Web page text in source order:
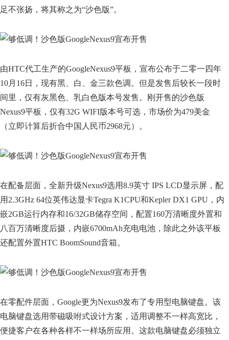
足不张扬，将其称之为“沙色版”。
由HTC代工生产的GoogleNexus9平板，宣布公布于二零一四年
10月16日，现有黑、白、金三款色调。但是发售后较长一段时
间里，仅有灰黑色、乳白色版本号发售。刚开售的沙色版
Nexus9平板，仅有32G WIFI版本号可选，市场价为479美金
（立即计算后折合中国人民币2968元）。
在配备层面，全新升级Nexus9选用8.9英寸 IPS LCD显示屏，配
用2.3GHz 64位英伟达显卡Tegra K1CPU和Kepler DX1 GPU，内
嵌2GB运行内存和16/32GB储存空间，配置160万清晰度外置和
八百万清晰度后摄，内嵌6700mAh充电电池，除此之外该平板
还配置外置HTC BoomSound音箱。
在零配件层面，Google更为Nexus9发布了专用型电脑键盘。该
电脑键盘选用带磁吸咐式设计方案，适用调整不一样高宽比，
便捷客户在各种各样不一样场所应用。这款电脑键盘必须独立